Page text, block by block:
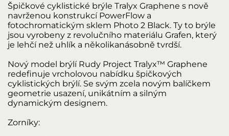
Špičkové cyklistické brýle Tralyx Graphene s nově
navrženou konstrukcí PowerFlow a
fotochromatickým sklem Photo 2 Black. Ty to brýle
jsou vyrobeny z revolučního materiálu Grafen, který
je lehčí než uhlík a několikanásobně tvrdší.
Nový model brýlí Rudy Project Tralyx™ Graphene
redefinuje vrcholovou nabídku špičkových
cyklistických brýlí. Se svým zcela novým balíčkem
geometrie usazení, unikátním a silným
dynamickým designem.
Zorníky: